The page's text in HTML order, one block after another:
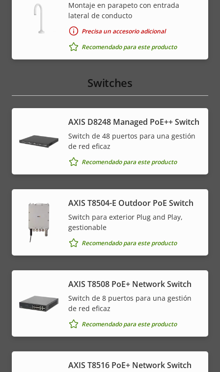
Montaje en parapeto con entrada
lateral de conducto
Precisa un accesorio adicional
Recomendado para este producto
Switches
AXIS D8248 Managed PoE++ Switch
Switch de 48 puertos para una gestión
de red eficaz
Recomendado para este producto
AXIS T8504-E Outdoor PoE Switch
Switch para exterior Plug and Play,
gestionable
Recomendado para este producto
AXIS T8508 PoE+ Network Switch
Switch de 8 puertos para una gestión
de red eficaz
Recomendado para este producto
AXIS T8516 PoE+ Network Switch